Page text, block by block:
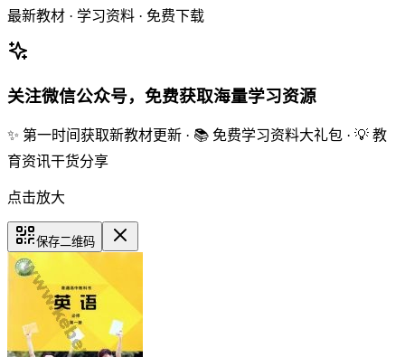
最新教材 · 学习资料 · 免费下载
关注微信公众号，免费获取海量学习资源
✨ 第一时间获取新教材更新 · 📚 免费学习资料大礼包 · 💡 教
育资讯干货分享
点击放大
保存二维码